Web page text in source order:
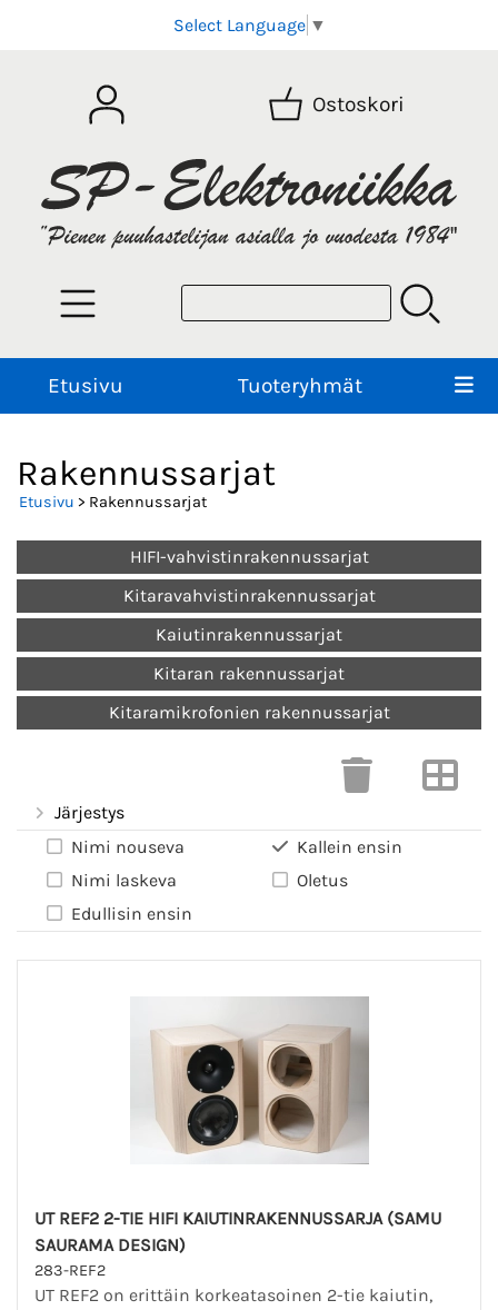
Select Language ▼
Ostoskori
Etusivu Tuoteryhmät
Rakennussarjat
Etusivu > Rakennussarjat
HIFI-vahvistinrakennussarjat
Kitaravahvistinrakennussarjat
Kaiutinrakennussarjat
Kitaran rakennussarjat
Kitaramikrofonien rakennussarjat
Järjestys
Nimi nouseva
Nimi laskeva
Edullisin ensin
Kallein ensin
Oletus
UT REF2 2-TIE HIFI KAIUTINRAKENNUSSARJA (SAMU
SAURAMA DESIGN)
283-REF2
UT REF2 on erittäin korkeatasoinen 2-tie kaiutin,